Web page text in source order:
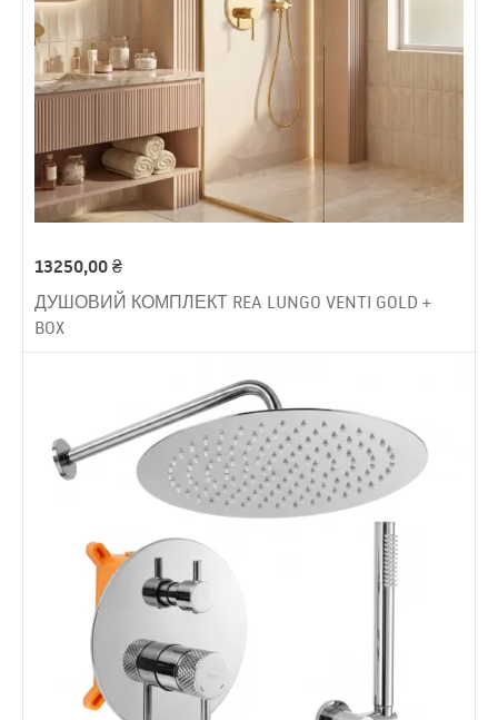
13250,00₴
ДУШОВИЙ КОМПЛЕКТ REA LUNGO VENTI GOLD +
BOX